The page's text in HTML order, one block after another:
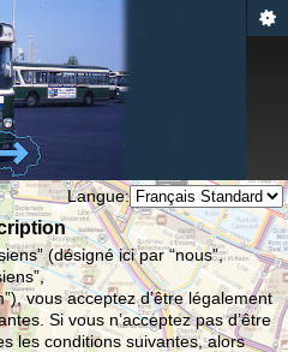
Langue:
(désigné ici par “nous”,
vous acceptez d’être légalement
Si vous n’acceptez pas d’être
les conditions suivantes, alors